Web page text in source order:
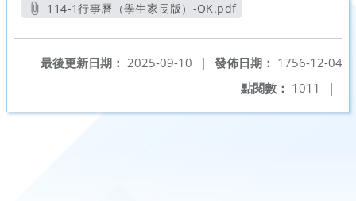
114-1行事曆（學生家長版）-OK.pdf
發佈日期： 1756-12-04
最後更新日期： 2025-09-10
|
點閱數： 1011 |